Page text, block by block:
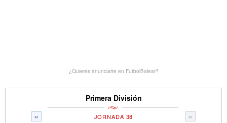
¿Quieres anunciarte en FutbolBalear?
Primera División
« »
JORNADA 38